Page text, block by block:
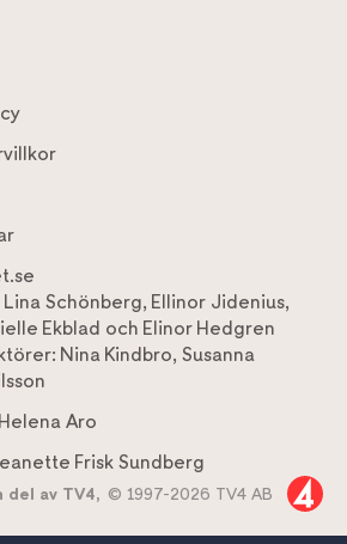
Lina Schönberg, Ellinor Jidenius,
Ekblad och Elinor Hedgren
Nina Kindbro, Susanna
Helena Aro
Frisk Sundberg
del av TV4, © 1997-2026 TV4 AB